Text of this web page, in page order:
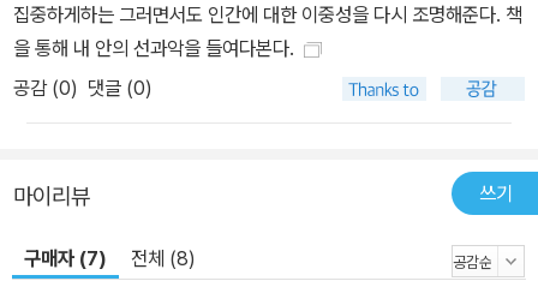
집중하게하는 그러면서도 인간에 대한 이중성을 다시 조명해준다. 책
을 통해 내 안의 선과악을 들여다본다.
공감 (0) 댓글 (0)
마이리뷰 쓰기
구매자 (7) 전체 (8)